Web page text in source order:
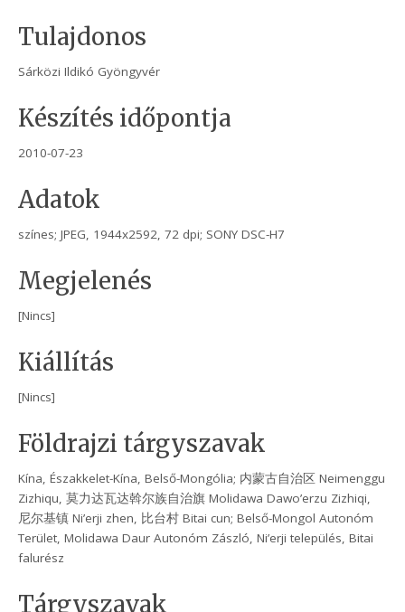
Tulajdonos
Sárközi Ildikó Gyöngyvér
Készítés időpontja
2010-07-23
Adatok
színes; JPEG, 1944x2592, 72 dpi; SONY DSC-H7
Megjelenés
[Nincs]
Kiállítás
[Nincs]
Földrajzi tárgyszavak
Kína, Északkelet-Kína, Belső-Mongólia; 内蒙古自治区 Neimenggu
Zizhiqu, 莫力达瓦达斡尔族自治旗 Molidawa Dawo’erzu Zizhiqi,
尼尔基镇 Ni’erji zhen, 比台村 Bitai cun; Belső-Mongol Autonóm
Terület, Molidawa Daur Autonóm Zászló, Ni’erji település, Bitai
falurész
Tárgyszavak